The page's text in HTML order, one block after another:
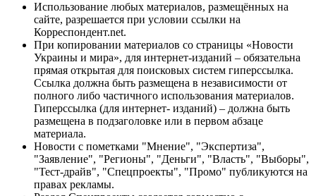
Использование любых материалов, размещённых на
сайте, разрешается при условии ссылки на
Корреспондент.net.
При копировании материалов со страницы «Новости
Украины и мира», для интернет-изданий – обязательна
прямая открытая для поисковых систем гиперссылка.
Ссылка должна быть размещена в независимости от
полного либо частичного использования материалов.
Гиперссылка (для интернет- изданий) – должна быть
размещена в подзаголовке или в первом абзаце
материала.
Новости с пометками "Мнение", "Экспертиза",
"Заявление", "Регионы", "Деньги", "Власть", "Выборы",
"Тест-драйв", "Спецпроекты", "Промо" публикуются на
правах рекламы.